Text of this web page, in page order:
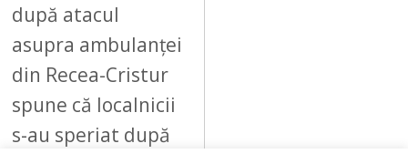
după atacul
asupra ambulanței
din Recea-Cristur
spune că localnicii
s-au speriat după